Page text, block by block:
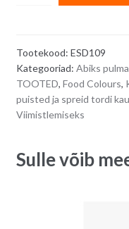
E171-
vaba
toiduvärv
-
quantity
Tootekood: ESD109
Kategooriad: Abiks
TOOTED, Food Colours,
puisted ja spreid tordi
Viimistlemiseks
Sulle võib